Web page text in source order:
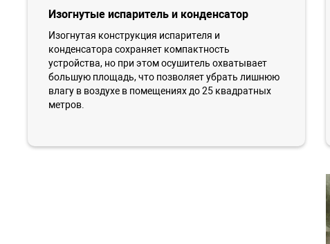
Изогнутые испаритель и конденсатор
Изогнутая конструкция испарителя и
конденсатора сохраняет компактность
устройства, но при этом осушитель охватывает
большую площадь, что позволяет убрать лишнюю
влагу в воздухе в помещениях до 25 квадратных
метров.